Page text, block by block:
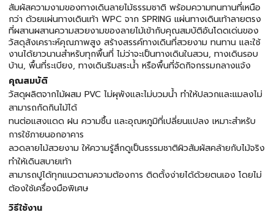
สัมผัสความงามของทางเดินลายไม้ธรรมชาติ พร้อมความทนทานที่เหนือ
กว่า ด้วยแผ่นทางเดินเท้า WPC จาก SPRING แผ่นทางเดินเท้าลายตรง
ที่ผสานผสานความสวยงามของลายไม้เข้ากับคุณสมบัติอันโดดเด่นของ
วัสดุสังเคราะห์คุณภาพสูง สร้างสรรค์ทางเดินที่สวยงาม ทนทาน และใช้
งานได้ยาวนานสำหรับทุกพื้นที่ ไม่ว่าจะเป็นทางเดินในสวน, ทางเดินรอบ
บ้าน, พื้นที่ระเบียง, ทางเดินริมสระน้ำ หรือพื้นที่จัดกิจกรรมกลางแจ้ง
คุณสมบัติ
วัสดุผลิตจากไม้ผสม PVC ไม่ผุพังและไม่บวมน้ำ ทำให้ปลวกและแมลงไม่
สามารถกัดกินไม้ได้
ทนต่อแสงแดด ฝน ความชื้น และอุณหภูมิที่เปลี่ยนแปลง เหมาะสำหรับ
การใช้ภายนอกอาคาร
ลวดลายไม้สวยงาม ให้ความรู้สึกดูเป็นธรรมชาติผิวสัมผัสคล้ายกับไม้จริง
ทำให้เดินสบายเท้า
สามารถปูได้ทุกแนวตามความต้องการ ติดตั้งง่ายได้ด้วยตนเอง โดยไม่
ต้องใช้เครื่องมือพิเศษ
วิธีใช้งาน